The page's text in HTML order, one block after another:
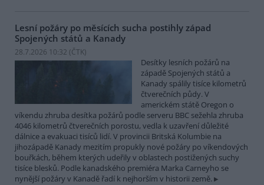
Lesní požáry po měsících sucha postihly západ
Spojených států a Kanady
28.7.2026 10:32 (ČTK)
Desítky lesních požárů na
západě Spojených států a
Kanady spálily tisíce kilometrů
čtverečních půdy. V
americkém státě Oregon o
víkendu zhruba desítka požárů podle serveru BBC sežehla zhruba
4046 kilometrů čtverečních porostu, vedla k uzavření důležité
dálnice a evakuaci tisíců lidí. V provincii Britská Kolumbie na
jihozápadě Kanady mezitím propukly nové požáry po víkendových
bouřkách, během kterých udeřily v oblastech postižených suchy
tisíce blesků. Podle kanadského premiéra Marka Carneyho se
nynější požáry v Kanadě řadí k nejhorším v historii země.